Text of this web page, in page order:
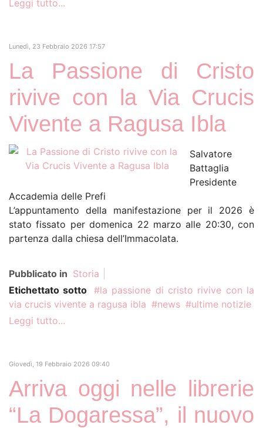
Leggi tutto...
Lunedì, 23 Febbraio 2026 17:57
La Passione di Cristo
rivive con la Via Crucis
Vivente a Ragusa Ibla
Salvatore
Battaglia
Presidente
Accademia delle Prefi
L’appuntamento della manifestazione per il 2026 è
stato fissato per domenica 22 marzo alle 20:30, con
partenza dalla chiesa dell’Immacolata.
Pubblicato in Storia
Etichettato sotto
la passione di cristo rivive con la
via crucis vivente a ragusa ibla
news
ultime notizie
Leggi tutto...
Giovedì, 19 Febbraio 2026 09:40
Arriva oggi nelle librerie
“La Dogaressa”, il nuovo